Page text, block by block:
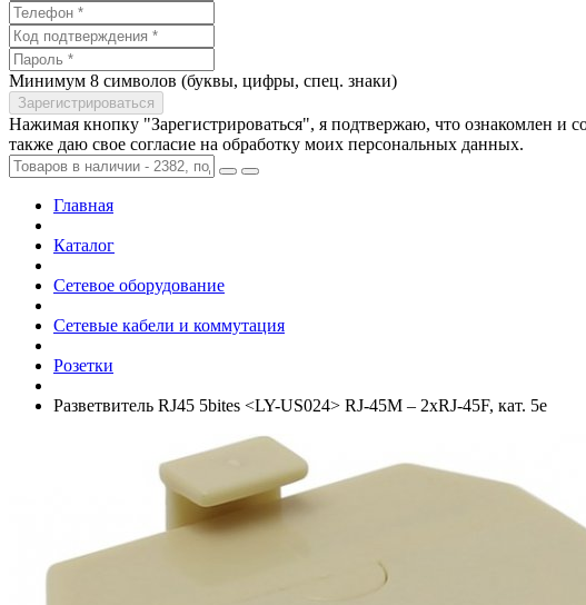
Минимум 8 символов (буквы, цифры, спец. знаки)
Нажимая кнопку "Зарегистрироваться", я подтвержаю, что ознакомлен и
также даю свое согласие на обработку моих персональных данных.
Главная
Каталог
Сетевое оборудование
Сетевые кабели и коммутация
Розетки
Разветвитель RJ45 5bites <LY-US024> RJ-45M – 2xRJ-45F, кат. 5e